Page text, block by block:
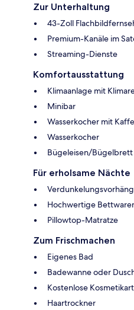
Zur Unterhaltung
43-Zoll
Premium-Kanäle im
Streaming-Dienste
Komfortausstattung
Klimaanlage mit
Minibar
Wasserkocher mit
Wasserkocher
Bügeleisen/Bügelbrett
Für erholsame Nächte
Hochwertige
Pillowtop-Matratze
Zum Frischmachen
Eigenes Bad
Badewanne oder
Kostenlose
Haartrockner